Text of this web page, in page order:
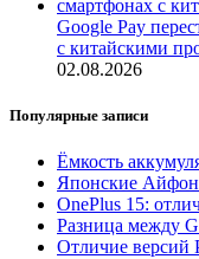
Google Pay
с китайскими
02.08.2026
Популярные записи
Ёмкость
Японские
OnePlus 15:
Разница между
Отличие версий